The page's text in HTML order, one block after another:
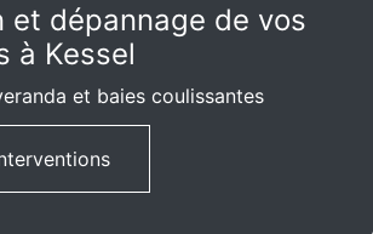
et dépannage de vos
à Kessel
et baies coulissantes